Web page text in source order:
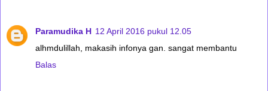
Paramudika H 12 April 2016 pukul 12.05
alhmdulillah, makasih infonya gan. sangat membantu
Balas